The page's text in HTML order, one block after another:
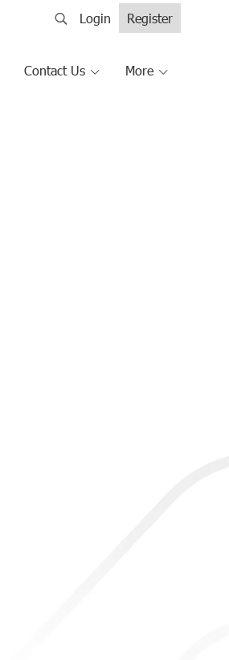
Login Register
Contact Us More